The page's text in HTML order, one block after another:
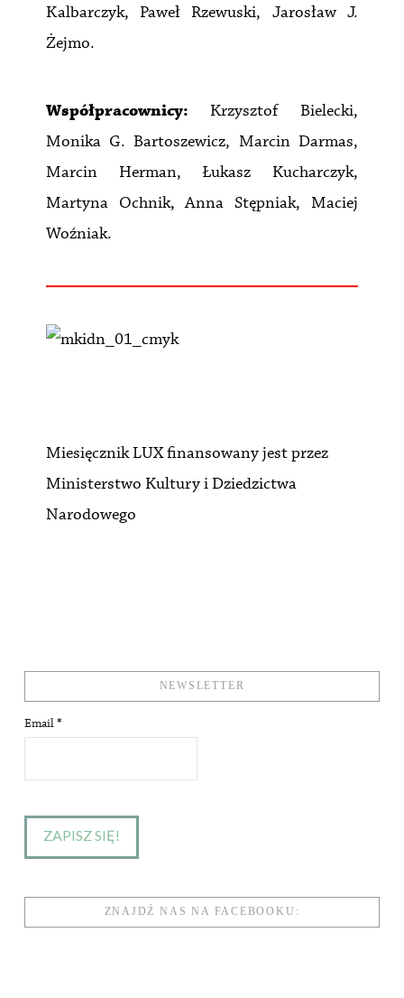
Kalbarczyk, Paweł Rzewuski, Jarosław J.
Żejmo.
Współpracownicy: Krzysztof Bielecki,
Monika G. Bartoszewicz, Marcin Darmas,
Marcin Herman, Łukasz Kucharczyk,
Martyna Ochnik, Anna Stępniak, Maciej
Woźniak.
Miesięcznik LUX finansowany jest przez
Ministerstwo Kultury i Dziedzictwa
Narodowego
NEWSLETTER
Email*
ZNAJDŹ NAS NA FACEBOOKU: